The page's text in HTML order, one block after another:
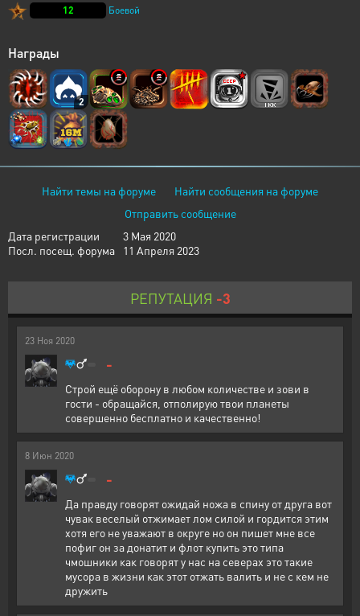
12
Боевой
Награды
2
Найти темы на форуме
Найти сообщения на форуме
Отправить сообщение
Дата регистрации
3 Мая 2020
Посл. посещ. форума
11 Апреля 2023
РЕПУТАЦИЯ -3
23 Ноя 2020
-
Строй ещё оборону в любом количестве и зови в
гости - обращайся, отполирую твои планеты
совершенно бесплатно и качественно!
8 Июн 2020
-
Да правду говорят ожидай ножа в спину от друга вот
чувак веселый отжимает лом силой и гордится этим
хотя его не уважают в округе но он пишет мне все
пофиг он за донатит и флот купить это типа
чмошники как говорят у нас на северах это такие
мусора в жизни как этот отжать валить и не с кем не
дружить